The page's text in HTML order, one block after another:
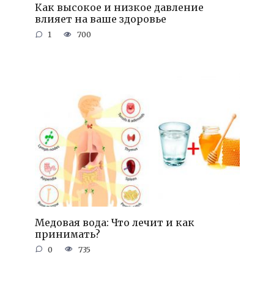
Как высокое и низкое давление
влияет на ваше здоровье
1 700
Медовая вода: Что лечит и как
принимать?
0 735